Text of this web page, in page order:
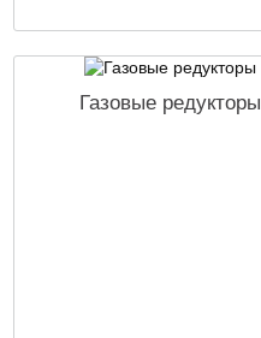
Газовые редукторы